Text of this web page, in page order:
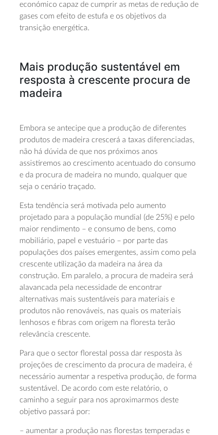
económico capaz de cumprir as metas de redução de
gases com efeito de estufa e os objetivos da
transição energética.
Mais produção sustentável em
resposta à crescente procura de
madeira
Embora se antecipe que a produção de diferentes
produtos de madeira crescerá a taxas diferenciadas,
não há dúvida de que nos próximos anos
assistiremos ao crescimento acentuado do consumo
e da procura de madeira no mundo, qualquer que
seja o cenário traçado.
Esta tendência será motivada pelo aumento
projetado para a população mundial (de 25%) e pelo
maior rendimento – e consumo de bens, como
mobiliário, papel e vestuário – por parte das
populações dos países emergentes, assim como pela
crescente utilização da madeira na área da
construção. Em paralelo, a procura de madeira será
alavancada pela necessidade de encontrar
alternativas mais sustentáveis para materiais e
produtos não renováveis, nas quais os materiais
lenhosos e fibras com origem na floresta terão
relevância crescente.
Para que o sector florestal possa dar resposta às
projeções de crescimento da procura de madeira, é
necessário aumentar a respetiva produção, de forma
sustentável. De acordo com este relatório, o
caminho a seguir para nos aproximarmos deste
objetivo passará por:
– aumentar a produção nas florestas temperadas e